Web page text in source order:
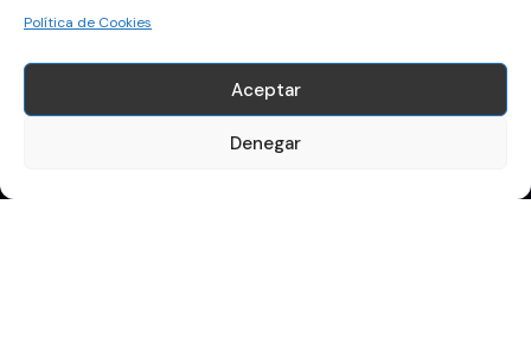
Política de Cookies
Aceptar
Denegar
Apúntate a la newsletter